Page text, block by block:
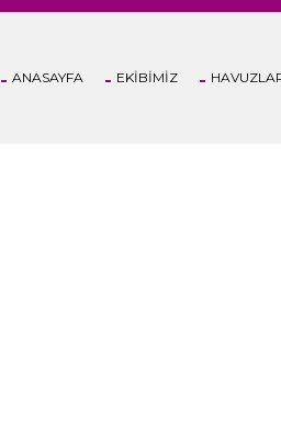
ANASAYFA EKİBİMİZ